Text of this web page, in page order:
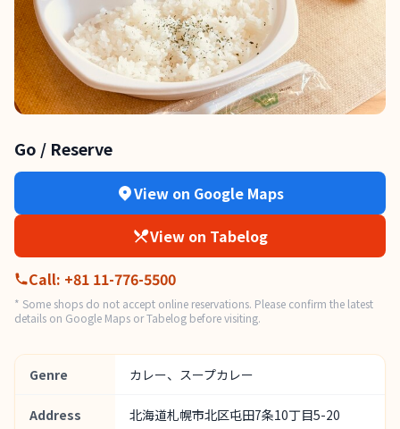
Go / Reserve
View on Google Maps
View on Tabelog
Call: +81 11-776-5500
* Some shops do not accept online reservations. Please confirm the latest
details on Google Maps or Tabelog before visiting.
Genre カレー、スープカレー
Address 北海道札幌市北区屯田7条10丁目5-20